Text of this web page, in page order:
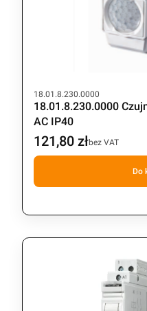
Kod produktu
18.01.8.230.0000
18.01.8.230.0000
AC IP40
Cena
121,80 złbez VAT
Do